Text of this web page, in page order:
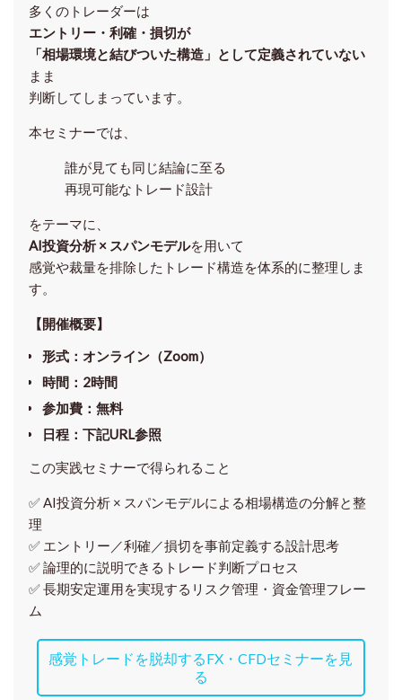
多くのトレーダーは
エントリー・利確・損切が
「相場環境と結びついた構造」として定義されていない
まま
判断してしまっています。
本セミナーでは、
誰が見ても同じ結論に至る
再現可能なトレード設計
をテーマに、
AI投資分析 × スパンモデルを用いて
感覚や裁量を排除したトレード構造を体系的に整理しま
す。
【開催概要】
形式：オンライン（Zoom）
時間 ：2時間
参加費：無料
日程：下記URL参照
この実践セミナーで得られること
✅ AI投資分析 × スパンモデルによる相場構造の分解と整
理
✅ エントリー／利確／損切を事前定義する設計思考
✅ 論理的に説明できるトレード判断プロセス
✅ 長期安定運用を実現するリスク管理・資金管理フレー
ム
感覚トレードを脱却するFX・CFDセミナーを見
る